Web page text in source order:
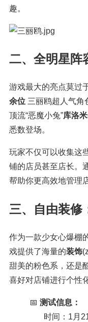
趣。
二、全明星阵
游戏最大的亮点莫过
余位 三丽鸥超人气角
顶流“恶魔小兔”库洛米
悉数登场。
玩家不仅可以收集这
铺的店员甚至店长。
帮助你更高效地管理
三、自由装修
作为一款少女心爆棚
戏提供了海量的装饰
甜美的粉色系，还是
喜好对店铺进行个性
📅 测试信息：
时间：1月